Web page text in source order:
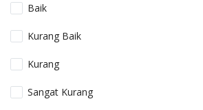
Baik
Kurang Baik
Kurang
Sangat Kurang